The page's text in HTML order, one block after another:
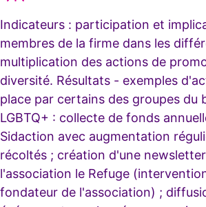
Indicateurs : participation et
membres de la firme dans les
multiplication des actions de
diversité. Résultats - exemples
place par certains des groupes du
LGBTQ+ : collecte de fonds
Sidaction avec augmentation
récoltés ; création d'une
l'association le Refuge
fondateur de l'association) ;